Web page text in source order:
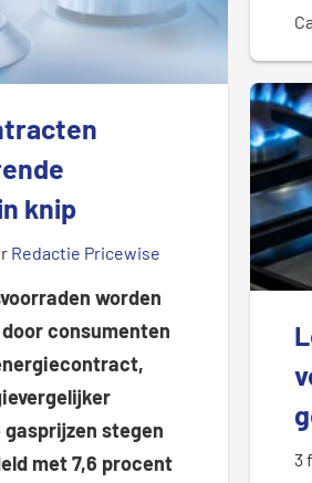
knip
Redactie Pricewise
worden
consumenten
stegen
met 7,6 procent
3